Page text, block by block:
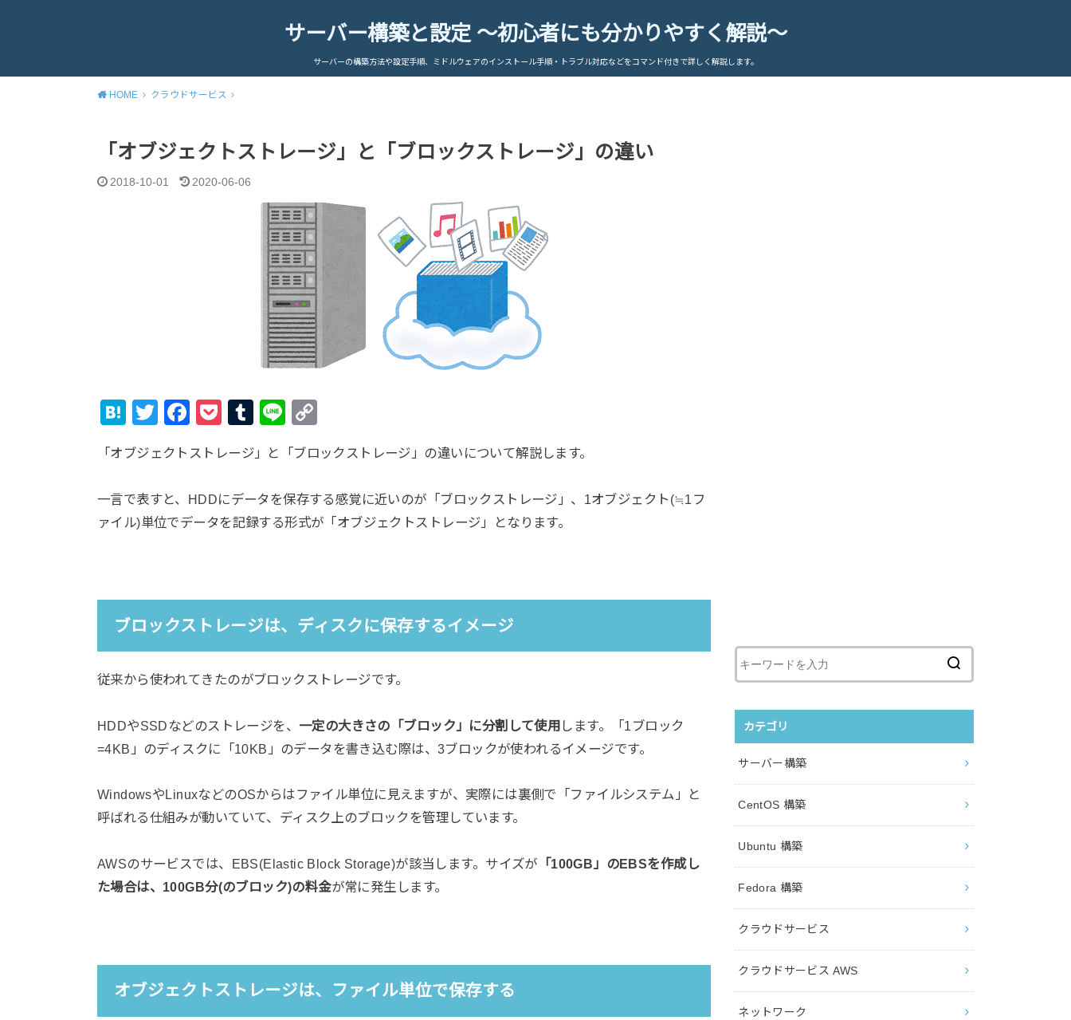
サーバー構築と設定 ～初心者にも分かりやすく解説～
サーバーの構築方法や設定手順、ミドルウェアのインストール手順・トラブル対応などをコマンド付きで詳しく解説します。
HOME クラウドサービス
「オブジェクトストレージ」と「ブロックストレージ」の違い
2018-10-01 2020-06-06
H
e
n
a
T
tt
er
F
c
e
b
P
ck
et
T
m
bl
r
Li
e
p
y
Li
「オブジェクトストレージ」と「ブロックストレージ」の違いについて解説します。
一言で表すと、HDDにデータを保存する感覚に近いのが「ブロックストレージ」、1オブジェクト(≒1フ
ァイル)単位でデータを記録する形式が「オブジェクトストレージ」となります。
ブロックストレージは、ディスクに保存するイメージ
従来から使われてきたのがブロックストレージです。
HDDやSSDなどのストレージを、 一定の大きさの「ブロック」に分割して使用 します。「1ブロック
=4KB」のディスクに「10KB」のデータを書き込む際は、3ブロックが使われるイメージです。
WindowsやLinuxなどのOSからはファイル単位に見えますが、実際には裏側で「ファイルシステム」と
呼ばれる仕組みが動いていて、ディスク上のブロックを管理しています。
AWSのサービスでは、EBS(Elastic Block Storage)が該当します。サイズが 「100GB」のEBSを作成し
た場合は、100GB分(のブロック)の料金が常に発生します。
オブジェクトストレージは、ファイル単位で保存する
カテゴリ
サーバー構築
CentOS 構築
Ubuntu 構築
Fedora 構築
クラウドサービス
クラウドサービス AWS
ネットワーク